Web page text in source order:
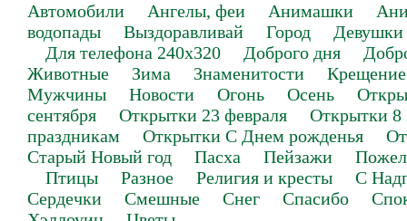
Автомобили Ангелы, феи Анимашки
водопады
Выздоравливай Город
Девушки
Для телефона 240х320
Доброго дня
Животные
Зима Знаменитости
Крещение
Мужчины
Новости Огонь Осень
сентября
Открытки 23 февраля
Открытки 8
праздникам
Открытки С Днем рожденья
Старый Новый год
Пасха Пейзажи
Птицы
Разное Религия и кресты
С
Сердечки
Смешные Снег Спасибо